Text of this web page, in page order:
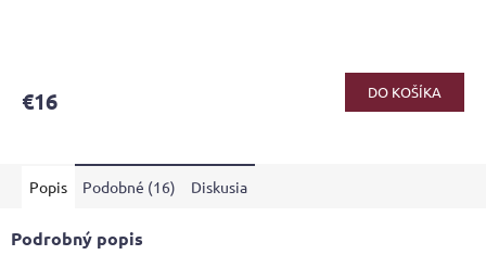
€16 DO KOŠÍKA
Popis Podobné (16) Diskusia
Podrobný popis